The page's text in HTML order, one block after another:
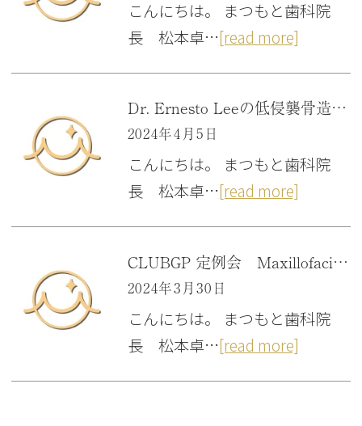
こんにちは。 まつもと歯科院
長 松本卓…[read more]
Dr. Ernesto Leeの低侵襲骨造成ハンズオンコース 「大阪府豊中市岡町の歯医者・日本口腔インプラント学会専門医・歯科審美学会認定医・まつもと歯科」
2024年4月5日
こんにちは。 まつもと歯科院
長 松本卓…[read more]
CLUBGP 定例会 Maxillofacial analysis 「大阪府豊中市岡町の歯医者・日本口腔インプラント学会専門医・歯科審美学会認定医・まつもと歯科」
2024年3月30日
こんにちは。 まつもと歯科院
長 松本卓…[read more]